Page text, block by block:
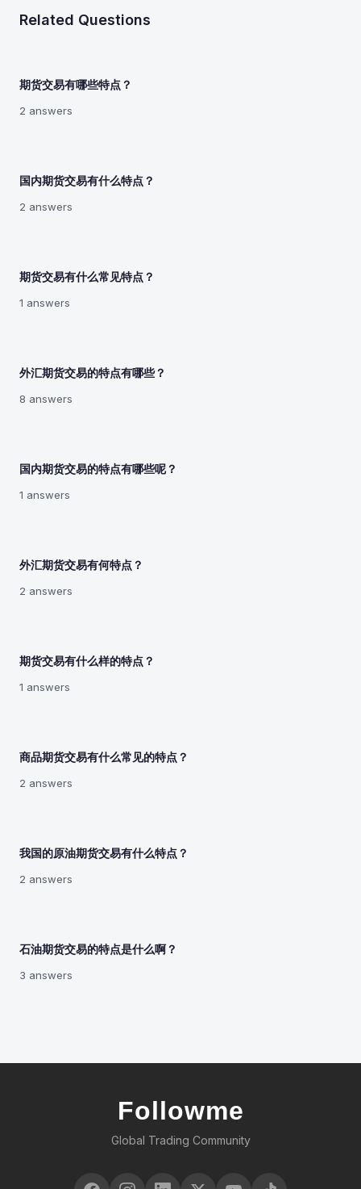
Related Questions
期货交易有哪些特点？
2 answers
国内期货交易有什么特点？
2 answers
期货交易有什么常见特点？
1 answers
外汇期货交易的特点有哪些？
8 answers
国内期货交易的特点有哪些呢？
1 answers
外汇期货交易有何特点？
2 answers
期货交易有什么样的特点？
1 answers
商品期货交易有什么常见的特点？
2 answers
我国的原油期货交易有什么特点？
2 answers
石油期货交易的特点是什么啊？
3 answers
Followme
Global Trading Community